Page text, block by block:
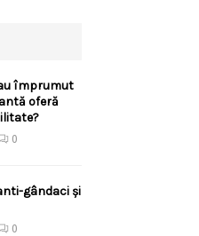
împrumut
oferă
0
gândaci și
0